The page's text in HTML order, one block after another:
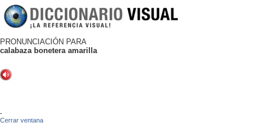
PRONUNCIACIÓN PARA
calabaza bonetera amarilla
-
Cerrar ventana